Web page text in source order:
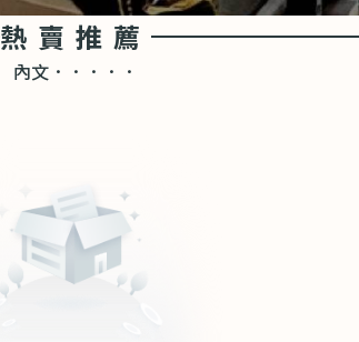
熱賣推薦
內文．．．．．